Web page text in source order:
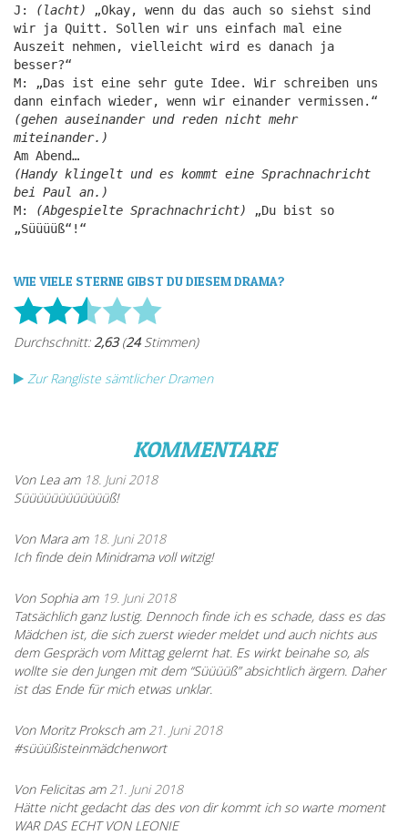
J:
(lacht)
„Okay, wenn du das auch so siehst sind
wir ja Quitt. Sollen wir uns einfach mal eine
Auszeit nehmen, vielleicht wird es danach ja
besser?“
M: „Das ist eine sehr gute Idee. Wir schreiben uns
dann einfach wieder, wenn wir einander vermissen.“
(gehen auseinander und reden nicht mehr
miteinander.)
Am Abend…
(Handy klingelt und es kommt eine Sprachnachricht
bei Paul an.)
M:
(Abgespielte Sprachnachricht)
„Du bist so
„Süüüüß“!“
WIE VIELE STERNE GIBST DU DIESEM DRAMA?
Zur Rangliste sämtlicher Dramen
KOMMENTARE
Von Lea am 18. Juni 2018
Süüüüüüüüüüüüß!
Von Mara am 18. Juni 2018
Ich finde dein Minidrama voll witzig!
Von Sophia am 19. Juni 2018
Tatsächlich ganz lustig. Dennoch finde ich es schade, dass es das
Mädchen ist, die sich zuerst wieder meldet und auch nichts aus
dem Gespräch vom Mittag gelernt hat. Es wirkt beinahe so, als
wollte sie den Jungen mit dem “Süüüüß” absichtlich ärgern. Daher
ist das Ende für mich etwas unklar.
Von Moritz Proksch am 21. Juni 2018
#süüüßisteinmädchenwort
Von Felicitas am 21. Juni 2018
Hätte nicht gedacht das des von dir kommt ich so warte moment
WAR DAS ECHT VON LEONIE